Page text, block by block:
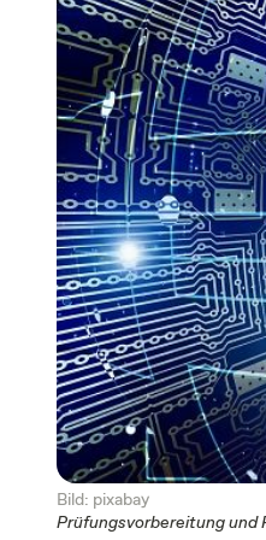
Bild: pixabay
Prüfungsvorbereitung und